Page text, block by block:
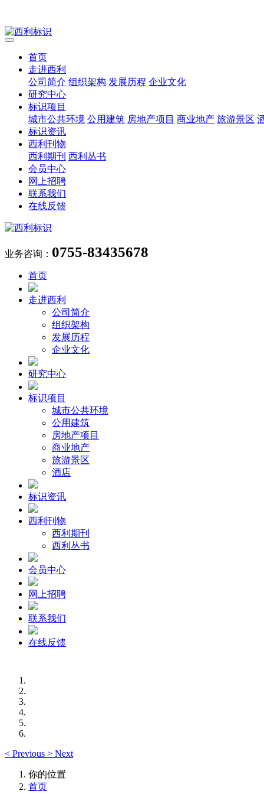
首页
走进西利
公司简介 组织架构 发展历程 企业文化
研究中心
标识项目
城市公共环境 公用建筑 房地产项目 商业地产 旅游景区
标识资讯
西利刊物
西利期刊 西利丛书
会员中心
网上招聘
联系我们
在线反馈
业务咨询： 0755-83435678
首页
走进西利
公司简介
组织架构
发展历程
企业文化
研究中心
标识项目
城市公共环境
公用建筑
房地产项目
商业地产
旅游景区
酒店
标识资讯
西利刊物
西利期刊
西利丛书
会员中心
网上招聘
联系我们
在线反馈
< Previous > Next
你的位置
首页